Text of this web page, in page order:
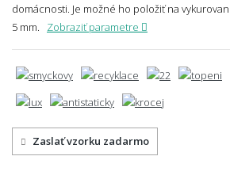
domácnosti. Je možné ho položiť na
5 mm.
Zobraziť parametre
Zaslať vzorku zadarmo